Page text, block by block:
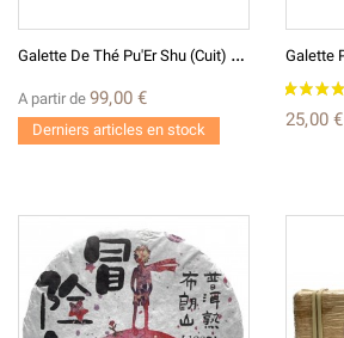
G
Alette De Thé Pu'Er Shu (Cuit) 2003 - Yunnan Marque Jaune
A partir de 99,00 €
Derniers articles en stock 25,00 €